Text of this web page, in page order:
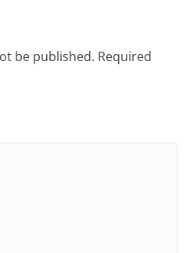
be published. Required